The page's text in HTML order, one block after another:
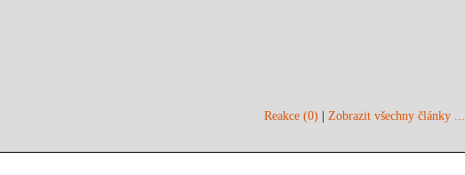
Reakce (0) Zobrazit všechny články ...